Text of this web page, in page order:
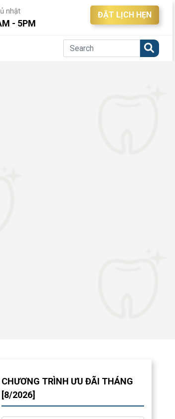
nhật
- 5PM
ĐẶT LỊCH HẸN
CHƯƠNG TRÌNH ƯU ĐÃI THÁNG
[8/2026]